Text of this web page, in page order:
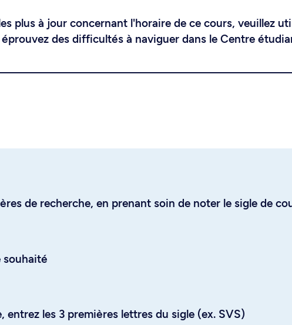
plus à jour concernant l'horaire de ce cours, veuillez
éprouvez des difficultés à naviguer dans le Centre
de recherche, en prenant soin de noter le sigle de
souhaité
entrez les 3 premières lettres du sigle (ex. SVS)